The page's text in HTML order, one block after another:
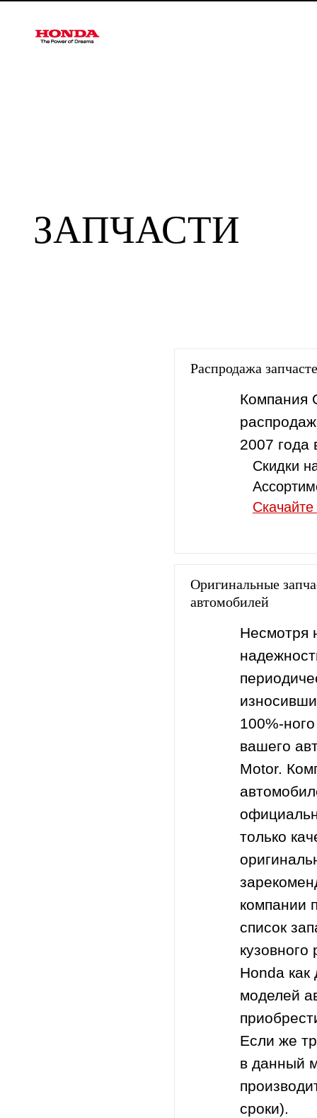
ЗАПЧАСТИ
Распродажа
Компания
2007 года
Скидки
Оригинальные
автомобилей
Несмотря
100%-
вашего
Motor.
только
компании
список
Нonda как
моделей
Если же
в данный
сроки).